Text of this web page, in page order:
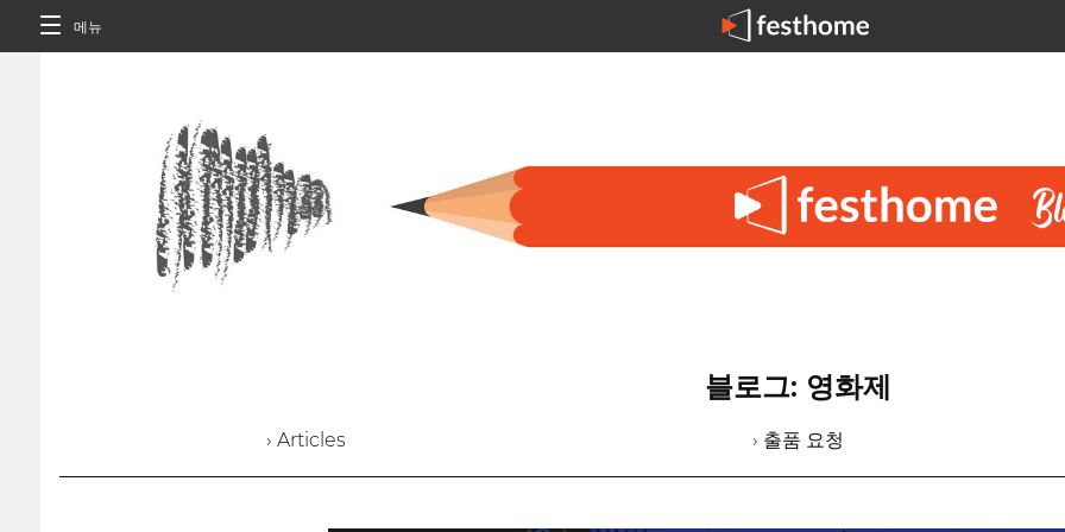
메뉴
블로그: 영화제
› Articles › 출품 요청